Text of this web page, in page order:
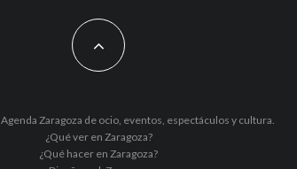
Zaragoza de ocio, eventos, espectáculos y cultura.
¿Qué ver en Zaragoza?
¿Qué hacer en Zaragoza?